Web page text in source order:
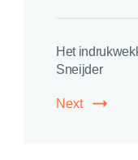
Het
Sneijder
Next